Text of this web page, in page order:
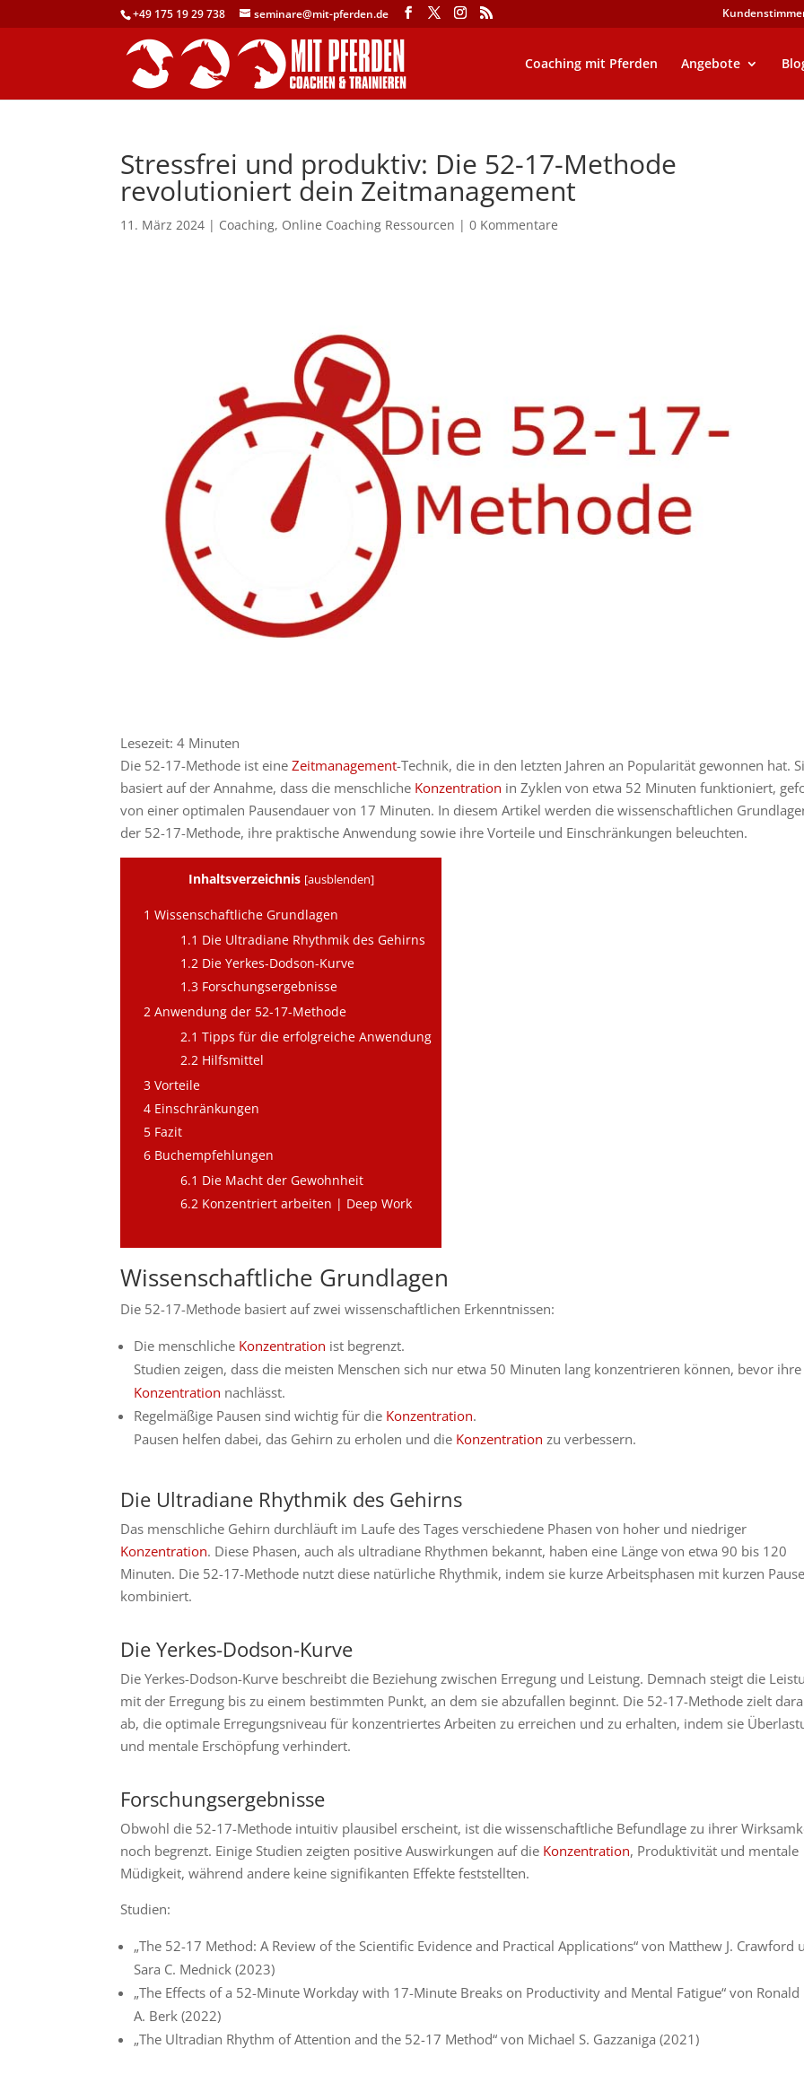
+49 175 19 29 738 seminare@mit-pferden.de
Coaching mit Pferden Angebote
Stressfrei und produktiv: Die 52-17-Methode
revolutioniert dein Zeitmanagement
11. März 2024 | Coaching, Online Coaching Ressourcen |0 Kommentare
Lesezeit:4 Minuten
Die 52-17-Methode ist eineZeitmanagement-Technik, die in den letzten Jahren an Popularität gewonnen hat.
basiert auf der Annahme, dass die menschliche Konzentration in Zyklen von etwa 52 Minuten funktioniert,
von einer optimalen Pausendauer von 17 Minuten. In diesem Artikel werden die wissenschaftlichen
der 52-17-Methode, ihre praktische Anwendung sowie ihre Vorteile und Einschränkungen beleuchten.
Inhaltsverzeichnis [ausblenden]
1 Wissenschaftliche Grundlagen
1.1 Die Ultradiane Rhythmik des Gehirns
1.2 Die Yerkes-Dodson-Kurve
1.3 Forschungsergebnisse
2Anwendung der 52-17-Methode
2.1 Tipps für die erfolgreiche Anwendung
2.2 Hilfsmittel
3Vorteile
4Einschränkungen
5Fazit
6Buchempfehlungen
6.1 Die Macht der Gewohnheit
6.2 Konzentriert arbeiten | Deep Work
Wissenschaftliche Grundlagen
Die 52-17-Methode basiert auf zwei wissenschaftlichen Erkenntnissen:
Die menschliche Konzentration ist begrenzt.
Studien zeigen, dass die meisten Menschen sich nur etwa 50 Minuten lang konzentrieren können, bevor ihre
Konzentration nachlässt.
Regelmäßige Pausen sind wichtig für die Konzentration.
Pausen helfen dabei, das Gehirn zu erholen und die Konzentration zu verbessern.
Die Ultradiane Rhythmik des Gehirns
Das menschliche Gehirn durchläuft im Laufe des Tages verschiedene Phasen von hoher und niedriger
Konzentration. Diese Phasen, auch als ultradiane Rhythmen bekannt, haben eine Länge von etwa 90 bis 120
Minuten. Die 52-17-Methode nutzt diese natürliche Rhythmik, indem sie kurze Arbeitsphasen mit kurzen
kombiniert.
Die Yerkes-Dodson-Kurve
Die Yerkes-Dodson-Kurve beschreibt die Beziehung zwischen Erregung und Leistung. Demnach steigt die
mit der Erregung bis zu einem bestimmten Punkt, an dem sie abzufallen beginnt. Die 52-17-Methode zielt
ab, die optimale Erregungsniveau für konzentriertes Arbeiten zu erreichen und zu erhalten, indem sie
und mentale Erschöpfung verhindert.
Forschungsergebnisse
Obwohl die 52-17-Methode intuitiv plausibel erscheint, ist die wissenschaftliche Befundlage zu ihrer
noch begrenzt. Einige Studien zeigten positive Auswirkungen auf die Konzentration, Produktivität und mentale
Müdigkeit, während andere keine signifikanten Effekte feststellten.
Studien:
„The 52-17 Method: A Review of the Scientific Evidence and Practical Applications“ von Matthew J. Crawford
Sara C. Mednick (2023)
„The Effects of a 52-Minute Workday with 17-Minute Breaks on Productivity and Mental Fatigue“ von Ronald
A. Berk (2022)
„The Ultradian Rhythm of Attention and the 52-17 Method“ von Michael S. Gazzaniga (2021)